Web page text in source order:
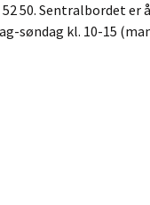
52 50. Sentralbordet er
søndag kl. 10-15